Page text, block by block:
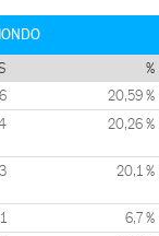
%
20,59 %
20,26 %
20,1 %
6,7 %